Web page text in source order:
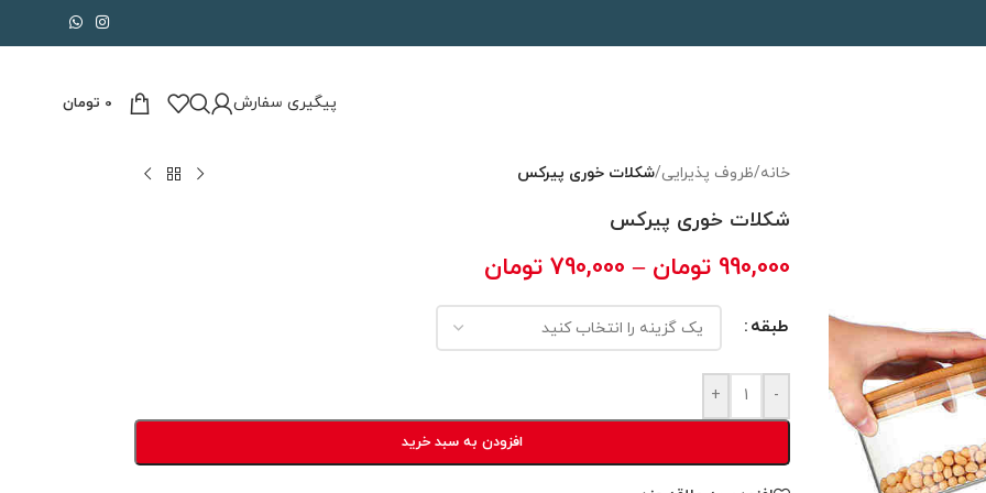
پیگیری سفارش 0 تومان
خانه/ظروف پذیرایی/شکلات خوری پیرکس
شکلات خوری پیرکس
990,000 تومان –
790,000 تومان
طبقه
-
+
افزودن به سبد خرید